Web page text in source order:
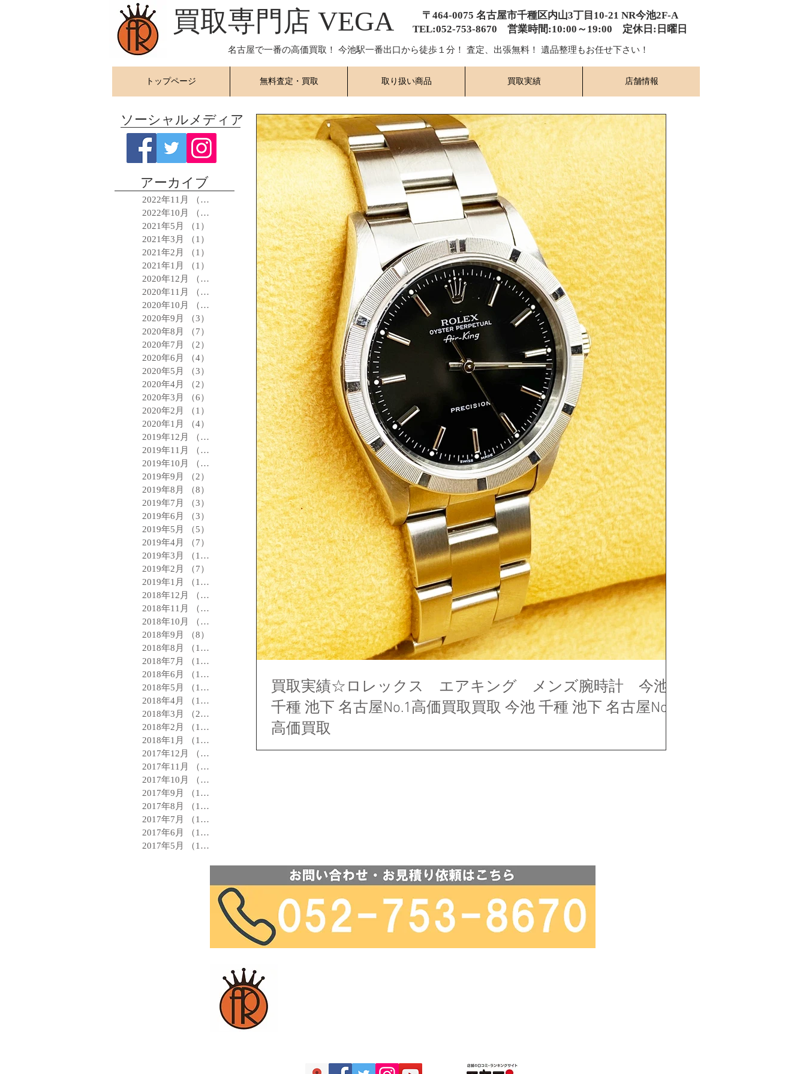
​買取専門店 VEGA 〒464-0075 名古屋市千種区内山3丁目10-21 ​ NR今池2F-A​
TEL:052-753-8670 営業時間:10:00～19:00​ 定休日:日曜日
名古屋で一番の高価買取！ 今池駅一番出口から徒歩１分！ 査定、出張無料！​ 遺品整理もお任せ下さい！
ソーシャルメディア
買取実績☆ロレックス エアキング メンズ腕時計 今池
千種 池下 名古屋No.1高価買取買取 今池 千種 池下 名古屋No.1
高価買取
アーカイブ
2022年11月 （5）
2022年10月
（1）
2021年5月
（1）
2021年3月
（1）
2021年2月
（1）
2021年1月
（1）
2020年12月
（2）
2020年11月
（3）
2020年10月
（1）
2020年9月
（3）
2020年8月
（7）
2020年7月
（2）
2020年6月
（4）
2020年5月
（3）
2020年4月
（2）
2020年3月
（6）
2020年2月
（1）
2020年1月
（4）
2019年12月
（3）
2019年11月
（4）
2019年10月
（2）
2019年9月
（2）
2019年8月
（8）
2019年7月
（3）
2019年6月
（3）
2019年5月
（5）
2019年4月
（7）
2019年3月
（11）
11件の記事
2019年2月
（7）
2019年1月
（11）
11件の記事
2018年12月
（8）
2018年11月
（9）
2018年10月
（11）
11件の記事
2018年9月
（8）
2018年8月
（16）
16件の記事
2018年7月
（18）
18件の記事
2018年6月
（14）
2018年5月
（15）
2018年4月
（13）
2018年3月
（21）
2018年2月
（19）
2018年1月
（16）
2017年12月
（15）
15件の記事
2017年11月
（18）
2017年10月
（20）
2017年9月
（13）
2017年8月
（14）
2017年7月
（15）
2017年6月
（15）
2017年5月
（12）
トップページ 無料査定・買取 取り扱い商品 買取実績 店舗情報